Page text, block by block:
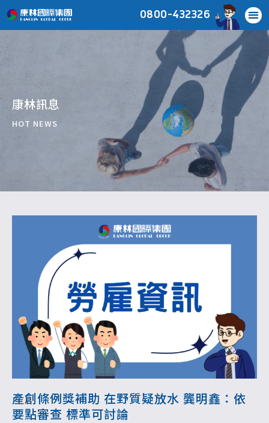
0800-432326
康林訊息
HOT NEWS
產創條例獎補助 在野質疑放水 龔明鑫：依
要點審查 標準可討論